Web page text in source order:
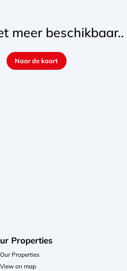
meer beschikbaar..
Naar de kaart
Properties
Our Properties
View on map